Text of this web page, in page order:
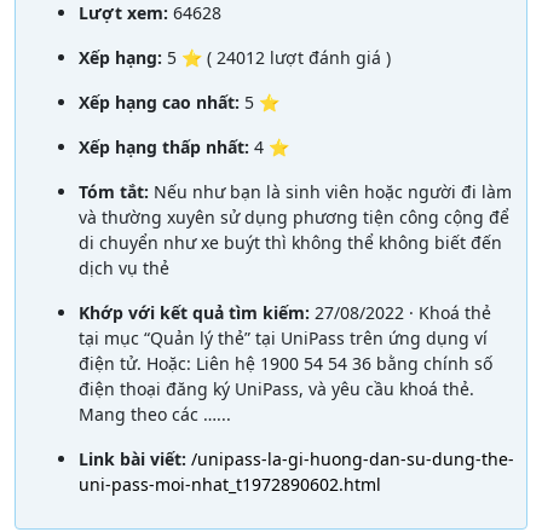
Lượt xem: 64628
Xếp hạng: 5 ⭐ ( 24012 lượt đánh giá )
Xếp hạng cao nhất: 5 ⭐
Xếp hạng thấp nhất: 4 ⭐
Tóm tắt: Nếu như bạn là sinh viên hoặc người đi làm
và thường xuyên sử dụng phương tiện công cộng để
di chuyển như xe buýt thì không thể không biết đến
dịch vụ thẻ
Khớp với kết quả tìm kiếm: 27/08/2022 · Khoá thẻ
tại mục “Quản lý thẻ” tại UniPass trên ứng dụng ví
điện tử. Hoặc: Liên hệ 1900 54 54 36 bằng chính số
điện thoại đăng ký UniPass, và yêu cầu khoá thẻ.
Mang theo các …...
Link bài viết: /unipass-la-gi-huong-dan-su-dung-the-
uni-pass-moi-nhat_t1972890602.html